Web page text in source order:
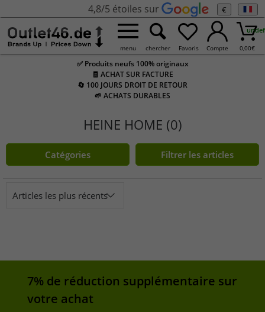
4,8/5 étoiles sur €
menu chercher Favoris Compte 0,00€
✅ Produits neufs 100% originaux
🧾 ACHAT SUR FACTURE
🔄 100 JOURS DROIT DE RETOUR
🌱 ACHATS DURABLES
HEINE HOME (0)
Catégories Filtrer les articles
Articles les plus récents
7% de réduction supplémentaire sur
votre achat